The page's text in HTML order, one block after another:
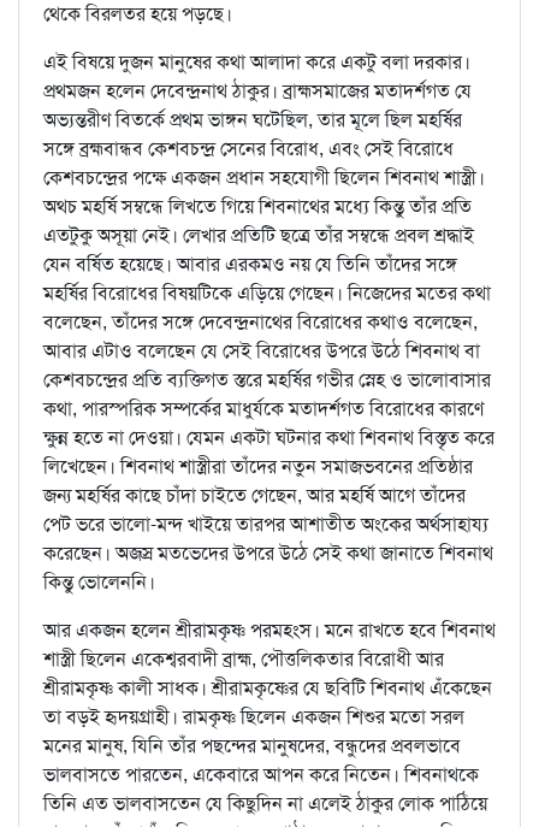
থেকে বিরলতর হয়ে পড়ছে।
এই বিষয়ে দুজন মানুষের কথা আলাদা করে একটু বলা দরকার।
প্রথমজন হলেন দেবেন্দ্রনাথ ঠাকুর। ব্রাহ্মসমাজের মতাদর্শগত যে
অভ্যন্তরীণ বিতর্কে প্রথম ভাঙ্গন ঘটেছিল, তার মূলে ছিল মহর্ষির
সঙ্গে ব্রহ্মবান্ধব কেশবচন্দ্র সেনের বিরোধ, এবং সেই বিরোধে
কেশবচন্দ্রের পক্ষে একজন প্রধান সহযোগী ছিলেন শিবনাথ শাস্ত্রী।
অথচ মহর্ষি সম্বন্ধে লিখতে গিয়ে শিবনাথের মধ্যে কিন্তু তাঁর প্রতি
এতটুকু অসূয়া নেই। লেখার প্রতিটি ছত্রে তাঁর সম্বন্ধে প্রবল শ্রদ্ধাই
যেন বর্ষিত হয়েছে। আবার এরকমও নয় যে তিনি তাঁদের সঙ্গে
মহর্ষির বিরোধের বিষয়টিকে এড়িয়ে গেছেন। নিজেদের মতের কথা
বলেছেন, তাঁদের সঙ্গে দেবেন্দ্রনাথের বিরোধের কথাও বলেছেন,
আবার এটাও বলেছেন যে সেই বিরোধের উপরে উঠে শিবনাথ বা
কেশবচন্দ্রের প্রতি ব্যক্তিগত স্তরে মহর্ষির গভীর স্নেহ ও ভালোবাসার
কথা, পারস্পরিক সম্পর্কের মাধুর্যকে মতাদর্শগত বিরোধের কারণে
ক্ষুন্ন হতে না দেওয়া। যেমন একটা ঘটনার কথা শিবনাথ বিস্তৃত করে
লিখেছেন। শিবনাথ শাস্ত্রীরা তাঁদের নতুন সমাজভবনের প্রতিষ্ঠার
জন্য মহর্ষির কাছে চাঁদা চাইতে গেছেন, আর মহর্ষি আগে তাঁদের
পেট ভরে ভালো-মন্দ খাইয়ে তারপর আশাতীত অংকের অর্থসাহায্য
করেছেন। অজস্র মতভেদের উপরে উঠে সেই কথা জানাতে শিবনাথ
কিন্তু ভোলেননি।
আর একজন হলেন শ্রীরামকৃষ্ণ পরমহংস। মনে রাখতে হবে শিবনাথ
শাস্ত্রী ছিলেন একেশ্বরবাদী ব্রাহ্ম, পৌত্তলিকতার বিরোধী আর
শ্রীরামকৃষ্ণ কালী সাধক। শ্রীরামকৃষ্ণের যে ছবিটি শিবনাথ এঁকেছেন
তা বড়ই হৃদয়গ্রাহী। রামকৃষ্ণ ছিলেন একজন শিশুর মতো সরল
মনের মানুষ, যিনি তাঁর পছন্দের মানুষদের, বন্ধুদের প্রবলভাবে
ভালবাসতে পারতেন, একেবারে আপন করে নিতেন। শিবনাথকে
তিনি এত ভালবাসতেন যে কিছুদিন না এলেই ঠাকুর লোক পাঠিয়ে